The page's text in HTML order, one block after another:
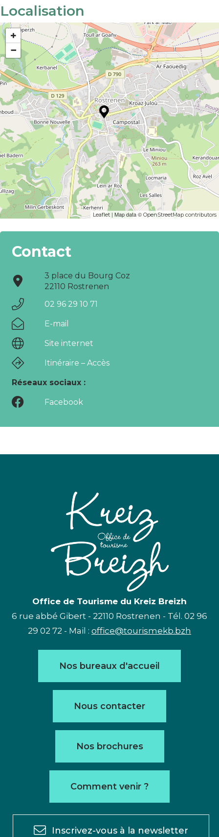
Localisation
+
−
Leaflet | Map data © OpenStreetMap contributors
Contact
3 place du Bourg Coz
22110 Rostrenen
02 96 29 10 71
E-mail
Site internet
Itinéraire – Accès
Réseaux sociaux :
Facebook
Office de Tourisme du Kreiz Breizh
6 rue abbé Gibert - 22110 Rostrenen - Tél. 02 96
29 02 72 - Mail : office@tourismekb.bzh
Nos bureaux d'accueil
Nous contacter
Nos brochures
Comment venir ?
Inscrivez-vous à la newsletter